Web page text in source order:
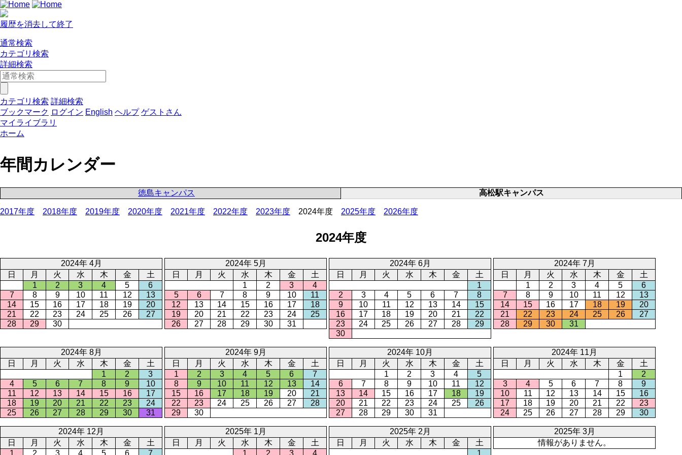
履歴を消去して終了
通常検索
カテゴリ検索
詳細検索
カテゴリ検索 詳細検索
ブックマーク ログイン English ヘルプ ゲストさん
マイライブラリ
ホーム
年間カレンダー
徳島キャンパス 高松駅キャンパス
2017年度 2018年度 2019年度 2020年度 2021年度 2022年度 2023年度 2024年度 2025年度 2026年度
2024年度
2024年 4月
日
月 火 水 木 金
土
1
2 3 4 5
6
7
8 9 10 11 12
13
14
15 16 17 18 19
20
21
22 23 24 25 26
27
28
29 30
2024年 5月
日
月 火 水 木 金
土
1
2 3
4
5
6 7 8 9 10
11
12
13 14 15 16 17
18
19
20 21 22 23 24
25
26
27 28 29 30 31
2024年 6月
日
月 火 水 木 金
土
1
2
3 4 5 6 7
8
9
10 11 12 13 14
15
16
17 18 19 20 21
22
23
24 25 26 27 28
29
30
2024年 7月
日
月 火 水 木 金
土
1
2 3 4 5
6
7
8 9 10 11 12
13
14
15 16 17 18 19
20
21
22 23 24 25 26
27
28
29 30 31
2024年 8月
日
月 火 水 木 金
土
1
2
3
4
5 6 7 8 9
10
11
12 13 14 15 16
17
18
19 20 21 22 23
24
25
26 27 28 29 30 31
2024年 9月
日
月 火 水 木 金
土
1
2 3 4 5 6
7
8
9 10 11 12 13
14
15
16 17 18 19 20
21
22
23 24 25 26 27
28
29
30
2024年 10月
日
月 火 水 木 金
土
1
2 3 4
5
6
7 8 9 10 11
12
13
14 15 16 17 18
19
20
21 22 23 24 25
26
27
28 29 30 31
2024年 11月
日
月 火 水 木 金
土
1
2
3
4 5 6 7 8
9
10
11 12 13 14 15
16
17
18 19 20 21 22
23
24
25 26 27 28 29 30
2024年 12月
日
月 火 水 木 金
土
1
2 3 4 5 6 7
2025年 1月
日
月 火 水 木 金
土
1
2 3 4
2025年 2月
日
月 火 水 木 金
土
1
2025年 3月
情報がありません。